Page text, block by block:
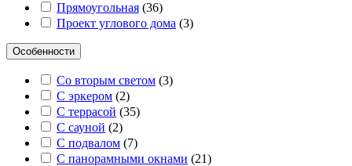
Прямоугольная (36)
Проект углового дома (3)
Особенности
Со вторым светом (3)
С эркером (2)
С террасой (35)
С сауной (2)
С подвалом (7)
С панорамными окнами (21)